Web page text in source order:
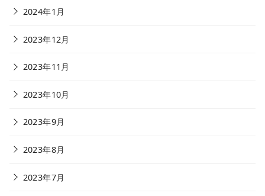
2024年1月
2023年12月
2023年11月
2023年10月
2023年9月
2023年8月
2023年7月